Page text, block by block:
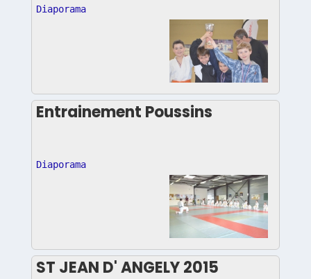
Diaporama
Entrainement Poussins
Diaporama
ST JEAN D' ANGELY 2015